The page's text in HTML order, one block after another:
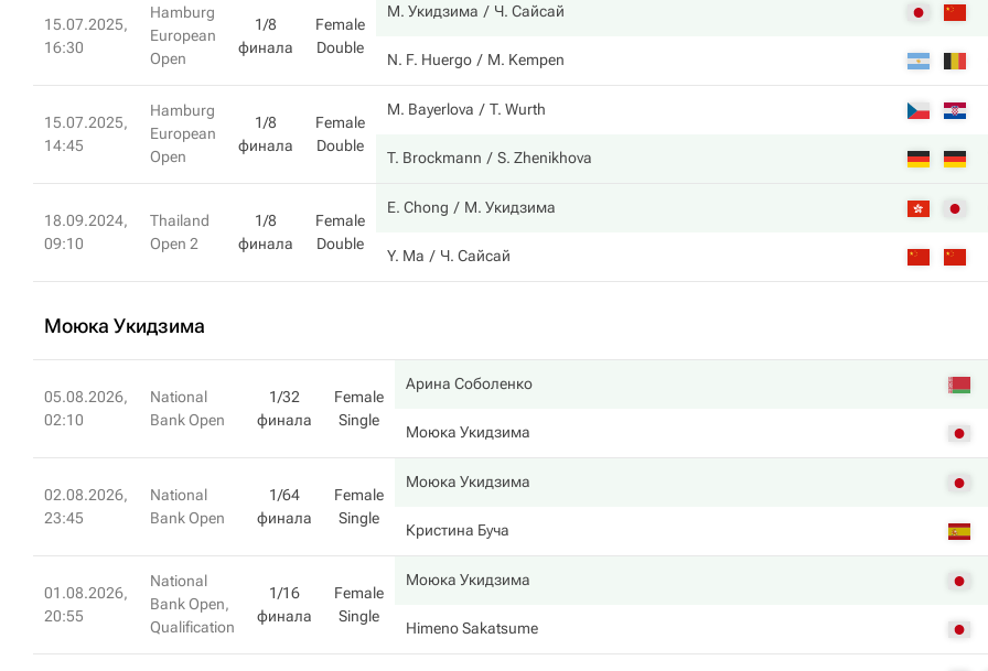
15.07.2025,
16:30
Hamburg
European
Open
1/8
финала
Female
Double
М. Укидзима Ч. Сайсай
N. F. Huergo M. Kempen
15.07.2025,
14:45
Hamburg
European
Open
1/8
финала
Female
Double
M. Bayerlova T. Wurth
T. Brockmann S. Zhenikhova
18.09.2024,
09:10
Thailand
Open 2
1/8
финала
Female
Double
E. Chong М. Укидзима
Y. Ma Ч. Сайсай
Моюка Укидзима
05.08.2026,
02:10
National
Bank Open
1/32
финала
Female
Single
Арина Соболенко
Моюка Укидзима
02.08.2026,
23:45
National
Bank Open
1/64
финала
Female
Single
Моюка Укидзима
Кристина Буча
01.08.2026,
20:55
National
Bank Open,
Qualification
1/16
финала
Female
Single
Моюка Укидзима
Himeno Sakatsume